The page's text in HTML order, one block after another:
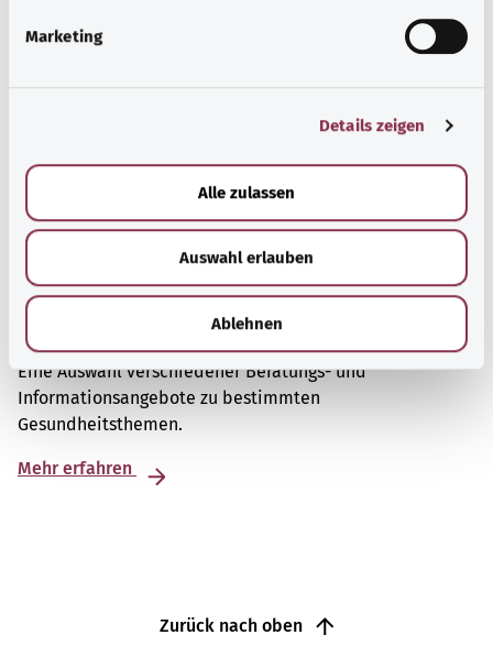
Marketing
Details zeigen
Alle zulassen
Auswahl erlauben
Ablehnen
Eine Auswahl verschiedener Beratungs- und
Informationsangebote zu bestimmten
Gesundheitsthemen.
Mehr erfahren
Zurück nach oben